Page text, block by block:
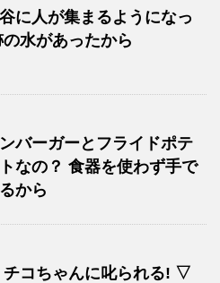
に人が集まるようになっ
水があったから
バーガーとフライドポテ
トなの？ 食器を使わず手で
から
チコちゃんに叱られる! ▽